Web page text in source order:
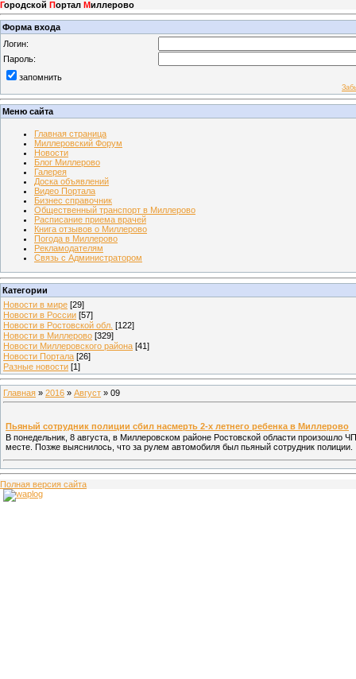
Городской Портал Миллерово
Форма входа
Логин:
Пароль:
запомнить
Меню сайта
Главная страница
Миллеровский Форум
Новости
Блог Миллерово
Галерея
Доска объявлений
Видео Портала
Бизнес справочник
Общественный транспорт в Миллерово
Расписание приема врачей
Книга отзывов о Миллерово
Погода в Миллерово
Рекламодателям
Связь с Администратором
Категории
Новости в мире [29]
Новости в России [57]
Новости в Ростовской обл. [122]
Новости в Миллерово [329]
Новости Миллеровского района [41]
Новости Портала [26]
Разные новости [1]
Главная » 2016 » Август » 09
Пьяный сотрудник полиции сбил насмерть 2-х летнего ребенка в Миллерово
В понедельник, 8 августа, в Миллеровском районе Ростовской области произошло
месте. Позже выяснилось, что за рулем автомобиля был пьяный сотрудник полиции.
Полная версия сайта